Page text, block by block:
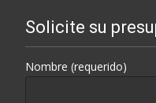
Solicite su
Nombre (requerido)